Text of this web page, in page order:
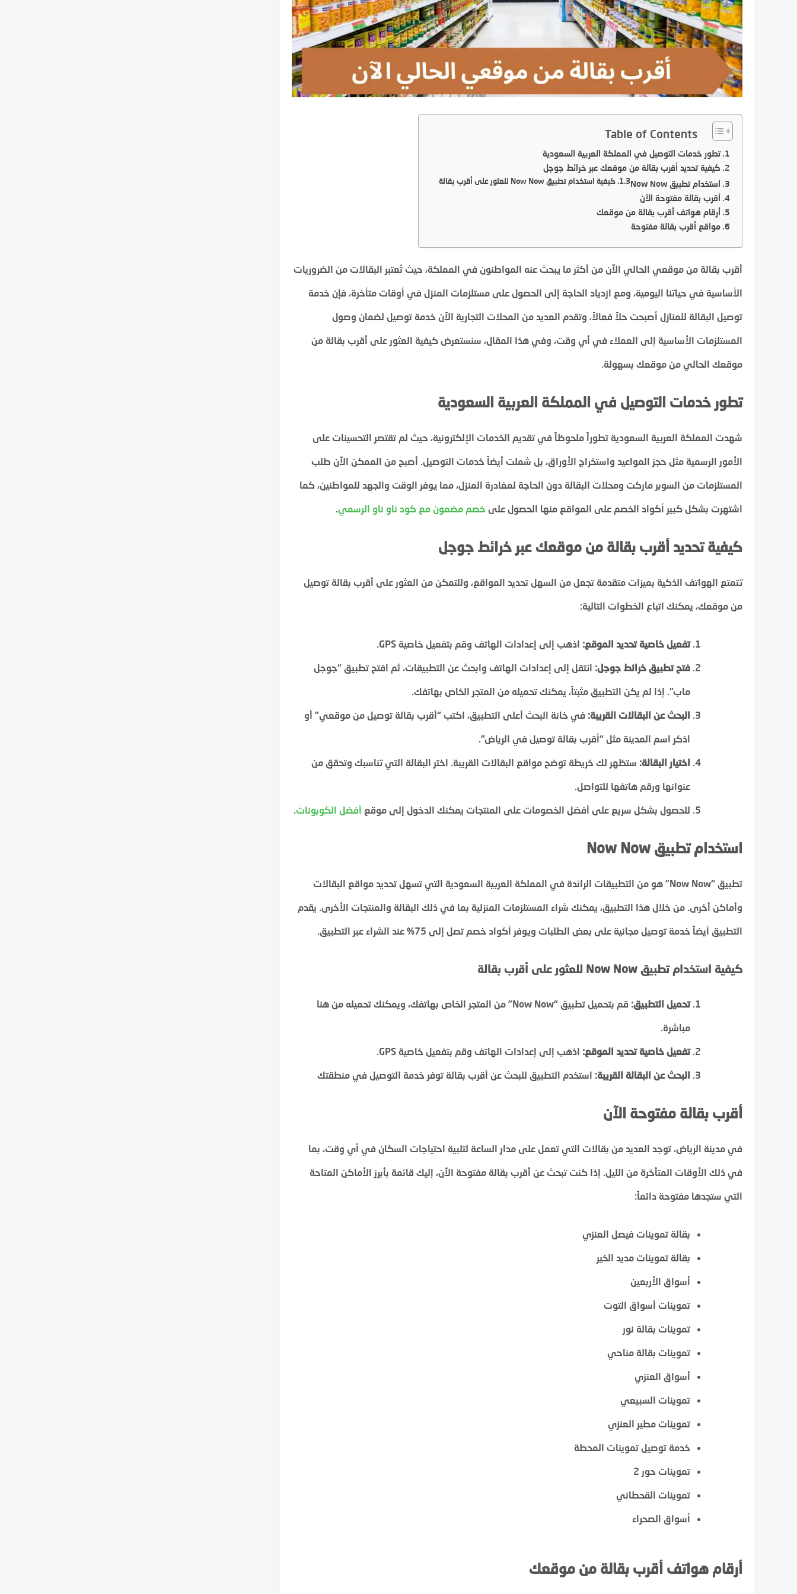
Table of Contents
تطور خدمات التوصيل في المملكة العربية السعودية
كيفية تحديد أقرب بقالة من موقعك عبر خرائط جوجل
استخدام تطبيق Now Now
كيفية استخدام تطبيق Now Now للعثور على أقرب بقالة
أقرب بقالة مفتوحة الآن
أرقام هواتف أقرب بقالة من موقعك
مواقع أقرب بقالة مفتوحة
أقرب بقالة من موقعي الحالي الآن من أكثر ما يبحث عنه المواطنون في المملكة، حيث تُعتبر البقالات من الضروريات
الأساسية في حياتنا اليومية، ومع ازدياد الحاجة إلى الحصول على مستلزمات المنزل في أوقات متأخرة، فإن خدمة
توصيل البقالة للمنازل أصبحت حلاً فعالاً، وتقدم العديد من المحلات التجارية الآن خدمة توصيل لضمان وصول
المستلزمات الأساسية إلى العملاء في أي وقت، وفي هذا المقال، سنستعرض كيفية العثور على أقرب بقالة من
موقعك الحالي من موقعك بسهولة.
تطور خدمات التوصيل في المملكة العربية السعودية
شهدت المملكة العربية السعودية تطوراً ملحوظاً في تقديم الخدمات الإلكترونية، حيث لم تقتصر التحسينات على
الأمور الرسمية مثل حجز المواعيد واستخراج الأوراق، بل شملت أيضاً خدمات التوصيل. أصبح من الممكن الآن طلب
المستلزمات من السوبر ماركت ومحلات البقالة دون الحاجة لمغادرة المنزل، مما يوفر الوقت والجهد للمواطنين، كما
اشتهرت بشكل كبير أكواد الخصم على المواقع منها الحصول على خصم مضمون مع كود ناو ناو الرسمي.
كيفية تحديد أقرب بقالة من موقعك عبر خرائط جوجل
تتمتع الهواتف الذكية بميزات متقدمة تجعل من السهل تحديد المواقع، وللتمكن من العثور على أقرب بقالة توصيل
من موقعك، يمكنك اتباع الخطوات التالية:
تفعيل خاصية تحديد الموقع: اذهب إلى إعدادات الهاتف وقم بتفعيل خاصية GPS.
فتح تطبيق خرائط جوجل: انتقل إلى إعدادات الهاتف وابحث عن التطبيقات، ثم افتح تطبيق “جوجل
ماب”. إذا لم يكن التطبيق مثبتاً، يمكنك تحميله من المتجر الخاص بهاتفك.
البحث عن البقالات القريبة: في خانة البحث أعلى التطبيق، اكتب “أقرب بقالة توصيل من موقعي” أو
اذكر اسم المدينة مثل “أقرب بقالة توصيل في الرياض”.
اختيار البقالة: ستظهر لك خريطة توضح مواقع البقالات القريبة. اختر البقالة التي تناسبك وتحقق من
عنوانها ورقم هاتفها للتواصل.
للحصول بشكل سريع على أفضل الخصومات على المنتجات يمكنك الدخول إلى موقع أفضل الكوبونات.
استخدام تطبيق Now Now
تطبيق “Now Now” هو من التطبيقات الرائدة في المملكة العربية السعودية التي تسهل تحديد مواقع البقالات
وأماكن أخرى. من خلال هذا التطبيق، يمكنك شراء المستلزمات المنزلية بما في ذلك البقالة والمنتجات الأخرى. يقدم
التطبيق أيضاً خدمة توصيل مجانية على بعض الطلبات ويوفر أكواد خصم تصل إلى 75% عند الشراء عبر التطبيق.
كيفية استخدام تطبيق Now Now للعثور على أقرب بقالة
تحميل التطبيق: قم بتحميل تطبيق “Now Now” من المتجر الخاص بهاتفك، ويمكنك تحميله من هنا
مباشرة.
تفعيل خاصية تحديد الموقع: اذهب إلى إعدادات الهاتف وقم بتفعيل خاصية GPS.
البحث عن البقالة القريبة: استخدم التطبيق للبحث عن أقرب بقالة توفر خدمة التوصيل في منطقتك
أقرب بقالة مفتوحة الآن
في مدينة الرياض، توجد العديد من بقالات التي تعمل على مدار الساعة لتلبية احتياجات السكان في أي وقت، بما
في ذلك الأوقات المتأخرة من الليل. إذا كنت تبحث عن أقرب بقالة مفتوحة الآن، إليك قائمة بأبرز الأماكن المتاحة
التي ستجدها مفتوحة دائماً:
بقالة تموينات فيصل العنزي
بقالة تموينات مديد الخير
أسواق الأربعين
تموينات أسواق التوت
تموينات بقالة نور
تموينات بقالة مناحي
أسواق العنزي
تموينات السبيعي
تموينات مطير العنزي
خدمة توصيل تموينات المحطة
تموينات حور 2
تموينات القحطاني
أسواق الصحراء
أرقام هواتف أقرب بقالة من موقعك